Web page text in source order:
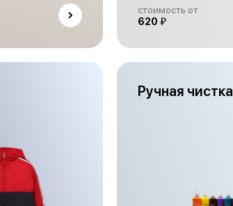
Ручная чистка
стоимость от
620 й